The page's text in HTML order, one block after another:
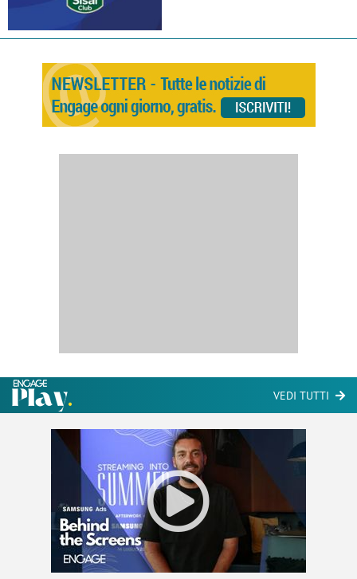
VEDI TUTTI